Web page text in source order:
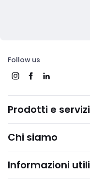
Follow us
Prodotti e servizi
Chi siamo
Informazioni utili